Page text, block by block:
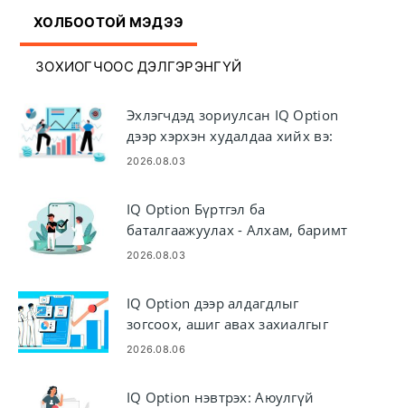
ХОЛБООТОЙ МЭДЭЭ
ЗОХИОГЧООС ДЭЛГЭРЭНГҮЙ
Эхлэгчдэд зориулсан IQ Option
дээр хэрхэн худалдаа хийх вэ:
Платформ ба захиалга
2026.08.03
IQ Option Бүртгэл ба
баталгаажуулах - Алхам, баримт
бичиг, цаг
2026.08.03
IQ Option дээр алдагдлыг
зогсоох, ашиг авах захиалгыг
хэрхэн ашиглах вэ
2026.08.06
IQ Option нэвтрэх: Аюулгүй